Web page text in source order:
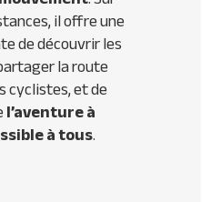
il offre une
de découvrir les
la route
cyclistes, et de
l’aventure à
à tous.